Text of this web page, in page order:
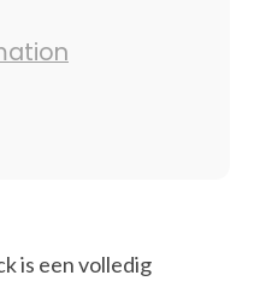
is een volledig